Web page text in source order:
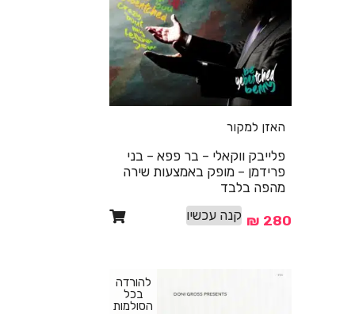
האזן למקור
פלייבק ווקאלי – בר פפא – בני
פרידמן – מופק באמצעות שירה
מהפה בלבד
₪ 280 קנה עכשיו
להורדה
בכל
הסולמות